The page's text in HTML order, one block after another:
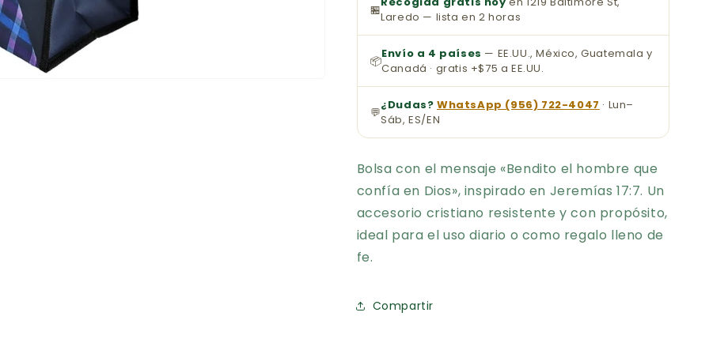
🏪Laredo — lista en 2 horas
📦Envío a 4 países — EE.UU., México, Guatemala y
Canadá · gratis +$75 a EE.UU.
💬¿Dudas? WhatsApp (956) 722-4047 · Lun–
Sáb, ES/EN
Bolsa con el mensaje «Bendito el hombre que
confía en Dios», inspirado en Jeremías 17:7. Un
accesorio cristiano resistente y con propósito,
ideal para el uso diario o como regalo lleno de
fe.
Compartir